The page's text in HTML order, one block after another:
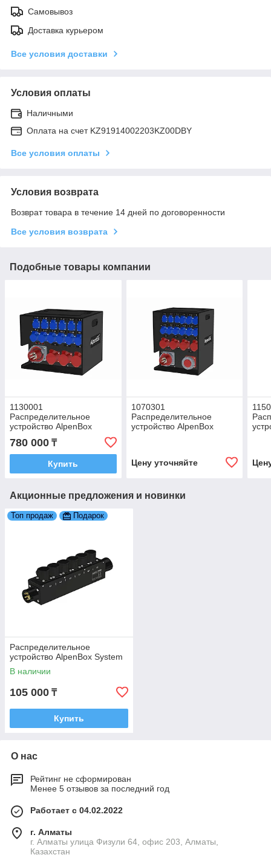
Самовывоз
Доставка курьером
Все условия доставки
Условия оплаты
Наличными
Оплата на счет KZ91914002203KZ00DBY
Все условия оплаты
Условия возврата
Возврат товара в течение 14 дней по договоренности
Все условия возврата
Подобные товары компании
1130001
Распределительное
устройство AlpenBox
780 000 ₸
Купить
1070301
Распределительное
устройство AlpenBox
Цену уточняйте
Акционные предложения и новинки
Топ продаж Подарок
Распределительное
устройство AlpenBox System
В наличии
105 000 ₸
Купить
О нас
Рейтинг не сформирован
Менее 5 отзывов за последний год
Работает с 04.02.2022
г. Алматы
г. Алматы улица Физули 64, офис 203, Алматы,
Казахстан